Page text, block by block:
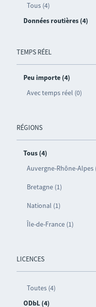
Tous (4)
Données routières (4)
TEMPS RÉEL
Peu importe (4)
Avec temps réel (0)
RÉGIONS
Tous (4)
Auvergne-Rhône-Alpes
Bretagne (1)
National (1)
Île-de-France (1)
LICENCES
Toutes (4)
ODbL (4)